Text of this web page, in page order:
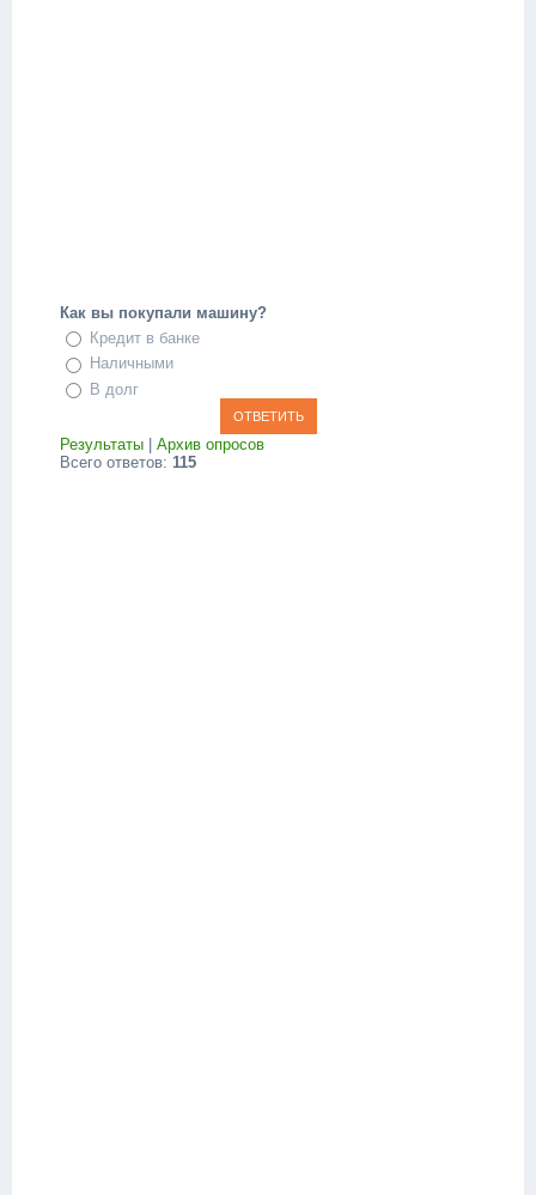
Как вы покупали машину?
Кредит в банке
Наличными
В долг
Результаты
Архив опросов
Всего ответов: 115